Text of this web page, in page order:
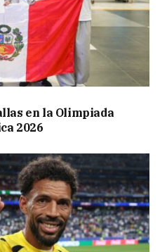
en la Olimpiada
2026